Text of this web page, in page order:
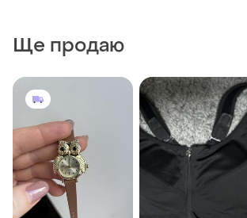
Ще продаю